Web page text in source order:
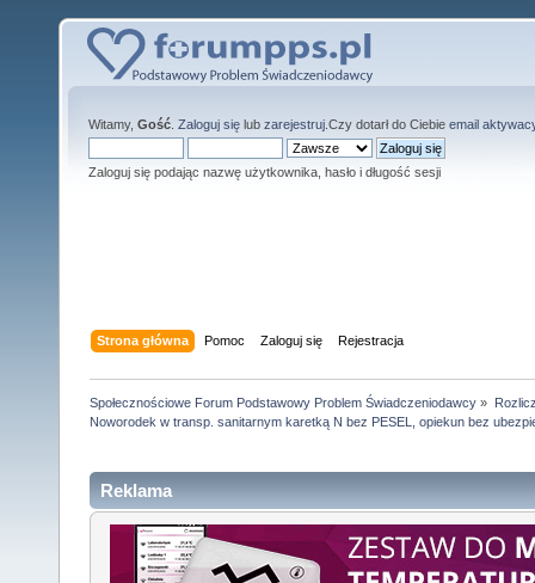
Witamy, Gość Zaloguj się lub zarejestruj .Czy dotarł do Ciebie email
Zaloguj się podając nazwę użytkownika, hasło i długość sesji
Strona główna Pomoc Zaloguj się Rejestracja
Społecznościowe Forum Podstawowy Problem Świadczeniodawcy »
Noworodek w transp. sanitarnym karetką N bez PESEL, opiekun bez
Reklama